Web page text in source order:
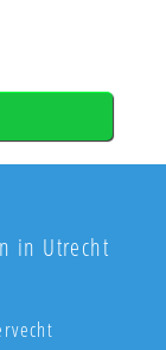
in Utrecht